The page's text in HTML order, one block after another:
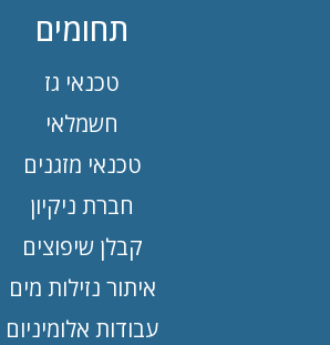
תחומים
טכנאי גז
חשמלאי
טכנאי מזגנים
חברת ניקיון
קבלן שיפוצים
איתור נזילות מים
עבודות אלומיניום